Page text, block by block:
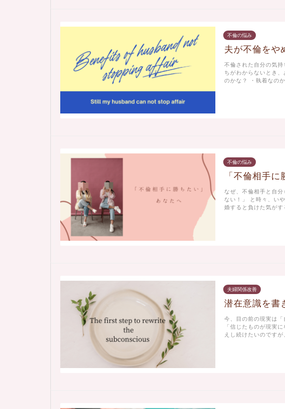
不倫の悩み
夫が不倫をや
不倫された自分の気
ちがわからないとき
のかな？ ・執着なの
不倫の悩み
「不倫相手
なぜ、不倫相手と自
ない！」 と時々、い
婚すると負けた気が
夫婦関係改善
潜在意識を書
今、目の前の現実は
「信じたものが現実
えし続けたいのです